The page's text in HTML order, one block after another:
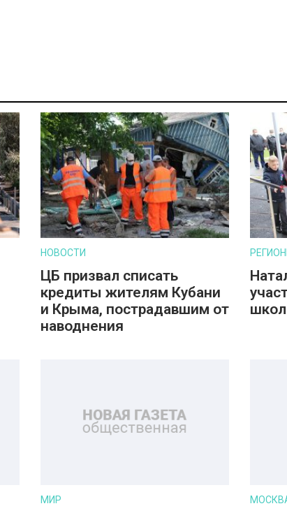
НОВОСТИ
ЦБ призвал списать
кредиты жителям Кубани
и Крыма, пострадавшим от
наводнения
МИР